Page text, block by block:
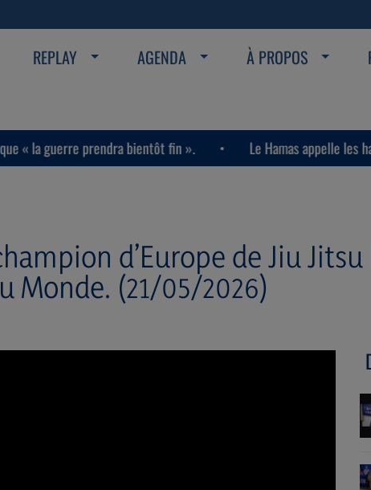
REPLAY AGENDA À PROPOS
prendra bientôt fin ». Le Hamas appelle les habitants de
d’Europe de Jiu
Monde. (21/05/2026)